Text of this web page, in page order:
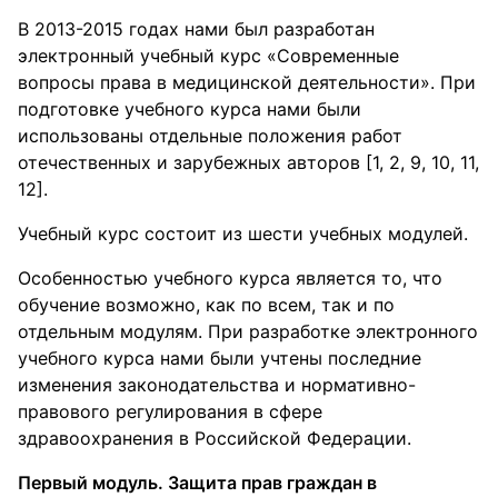
В 2013-2015 годах нами был разработан
электронный учебный курс «Современные
вопросы права в медицинской деятельности». При
подготовке учебного курса нами были
использованы отдельные положения работ
отечественных и зарубежных авторов [1, 2, 9, 10, 11,
12].
Учебный курс состоит из шести учебных модулей.
Особенностью учебного курса является то, что
обучение возможно, как по всем, так и по
отдельным модулям. При разработке электронного
учебного курса нами были учтены последние
изменения законодательства и нормативно-
правового регулирования в сфере
здравоохранения в Российской Федерации.
Первый модуль. Защита прав граждан в